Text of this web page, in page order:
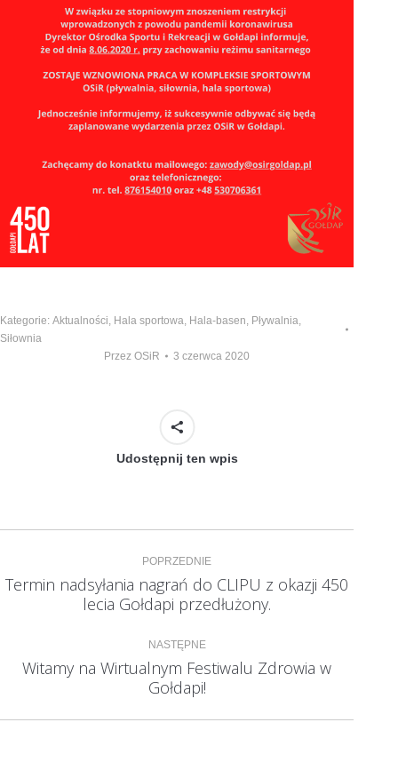
Kategorie: Aktualności, Hala sportowa, Hala-basen, Pływalnia,
Siłownia
Przez OSiR 3 czerwca 2020
Udostępnij ten wpis
Nawigacja
wpisów
POPRZEDNIE
Poprzedni
wpis:
Termin nadsyłania nagrań do CLIPU z okazji 450
lecia Gołdapi przedłużony.
NASTĘPNE
Następny
wpis:
Witamy na Wirtualnym Festiwalu Zdrowia w
Gołdapi!